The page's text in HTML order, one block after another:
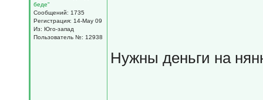
беде"
Сообщений: 1735
Регистрация: 14-May 09
Из: Юго-запад
Пользователь №: 12938
Нужны деньги на